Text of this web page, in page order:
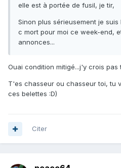
elle est à portée de fusil, je tir,
Sinon plus sérieusement je
c mort pour moi ce week-end,
annonces...
Ouai condition mitigé...j'y crois pas
T'es chasseur ou chasseur toi, tu
ces belettes :D)
Citer